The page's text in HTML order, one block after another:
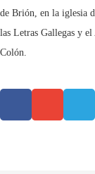
de Brión, en la iglesia
las Letras Gallegas y
Colón.